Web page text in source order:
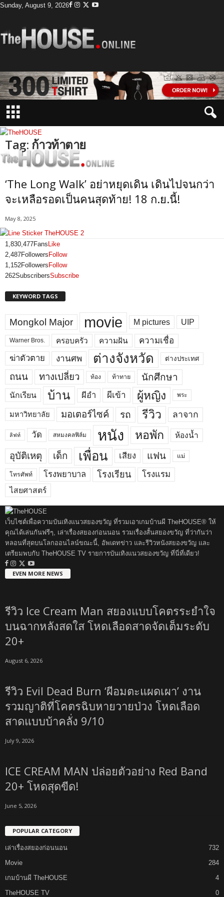
Sunday, August 9, 2026
h
e
H
s
Tag: ก้าวท้าตาย
‘The Long Walk’ อย่าหยุดเดิน เดินไปจนกว่า
จะเหลือรอดเป็นคนสุดท้าย! 18 ก.ย.นี้!
May 8, 2025
1,830,477FansLike
2,487FollowersFollow
1,152FollowersFollow
262SubscribersSubscribe
KEYWORD TAGS
Mongkol Major movie M pictures UIP
Warner Bros. ครอบครัว ความฝัน
ความเชื่อ
ฆ่าตัวตาย
งานศพ ต่างจังหวัด ต่างประเทศ
ถนน ทางเปลี่ยว ท้อง ท้าทาย นักศึกษา
นักเรียน บ้าน ผีอำ ผีเข้า ผู้หญิง พระ
มหาวิทยาลัย มอเตอร์ไซค์ รถ รีวิว ลาจาก
ลิฟท์ วัด สหมงคลฟิล์ม หนัง หอพัก ห้องน้ำ
อุบัติเหตุ เด็ก เพื่อน เสียง แฟน แม่
โทรศัพท์ โรงพยาบาล โรงเรียน โรงแรม
ไสยศาสตร์
เว็บไซต์เพื่อความบันเทิงแนวสยองขวัญ ที่รวมเอาเกมบ้านผี TheHOUSE® ให้
คุณได้เล่นกันฟรีๆ, เล่าเรื่องสยองก่อนนอน รวมเรื่องสั้นสยองขวัญ ที่ว่ากันว่า
หลอนที่สุดบนโลกออนไลน์ขณะนี้, อัพเดทข่าว และรีวิวหนังสยองขวัญ และ
เตรียมพบกับ TheHOUSE TV รายการบันเทิงแนวสยองขวัญ ที่นี่ที่เดียว!
EVEN MORE NEWS
รีวิว Ice Cream Man สยองแบบโคตรระยำใจ
บนฉากหลังสดใส โหดเลือดสาดจัดเต็มระดับ
20+
August 6, 2026
รีวิว Evil Dead Burn ‘ผีอมตะแผดเผา’ งาน
รวมญาติที่โคตรฉิบหายวายป่วง โหดเลือด
สาดแบบบ้าคลั่ง 9/10
July 9, 2026
ICE CREAM MAN ปล่อยตัวอย่าง Red Band
20+ โหดสุดขีด!
June 5, 2026
POPULAR CATEGORY
เล่าเรื่องสยองก่อนนอน
732
Movie
284
เกมบ้านผี TheHOUSE
4
TheHOUSE TV
0